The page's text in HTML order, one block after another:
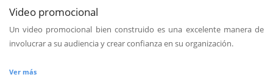
Video promocional
Un video promocional bien construido es una excelente manera de
involucrar a su audiencia y crear confianza en su organización.
Ver más